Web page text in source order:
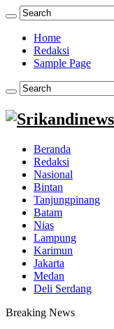
Home
Redaksi
Sample Page
Beranda
Redaksi
Nasional
Bintan
Tanjungpinang
Batam
Nias
Lampung
Karimun
Jakarta
Medan
Deli Serdang
Breaking News